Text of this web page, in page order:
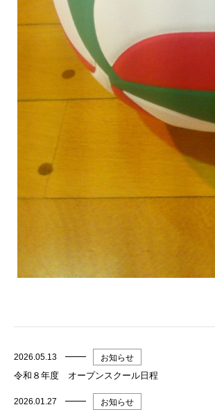
2026.05.13 お知らせ
令和８年度 オープンスクール日程
2026.01.27 お知らせ